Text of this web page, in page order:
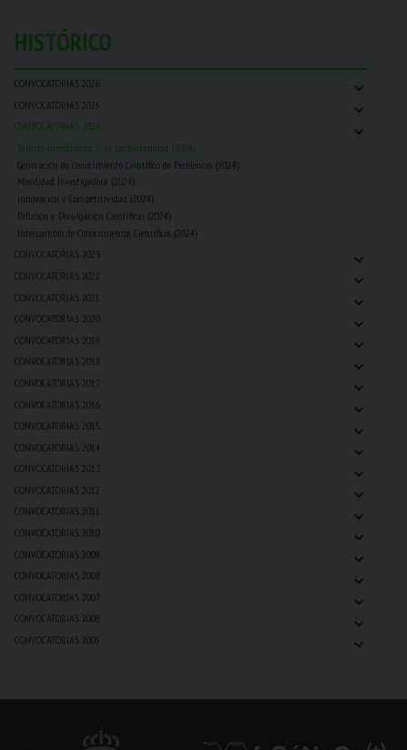
HISTÓRICO
CONVOCATORIAS 2026 ⌄
CONVOCATORIAS 2025 ⌄
CONVOCATORIAS 2024 ⌄
Talento Investigador y su Empleabilidad (2024)
Generación de Conocimiento Científico de Excelencia (2024)
Movilidad Investigadora (2024)
Innovación y Competitividad (2024)
Difusión y Divulgación Cientificas (2024)
Intercambio de Conocimientos Científicos (2024)
CONVOCATORIAS 2023
⌄
CONVOCATORIAS 2022 ⌄
CONVOCATORIAS 2021 ⌄
CONVOCATORIAS 2020 ⌄
CONVOCATORIAS 2019 ⌄
CONVOCATORIAS 2018 ⌄
CONVOCATORIAS 2017 ⌄
CONVOCATORIAS 2016 ⌄
CONVOCATORIAS 2015 ⌄
CONVOCATORIAS 2014 ⌄
CONVOCATORIAS 2013 ⌄
CONVOCATORIAS 2012 ⌄
CONVOCATORIAS 2011 ⌄
CONVOCATORIAS 2010 ⌄
CONVOCATORIAS 2009 ⌄
CONVOCATORIAS 2008 ⌄
CONVOCATORIAS 2007 ⌄
CONVOCATORIAS 2006 ⌄
CONVOCATORIAS 2005 ⌄